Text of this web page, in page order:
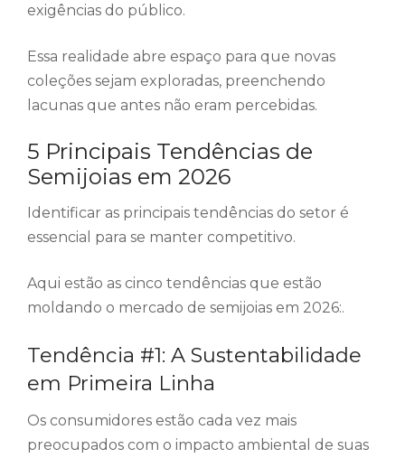
exigências do público.
Essa realidade abre espaço para que novas
coleções sejam exploradas, preenchendo
lacunas que antes não eram percebidas.
5 Principais Tendências de
Semijoias em 2026
Identificar as principais tendências do setor é
essencial para se manter competitivo.
Aqui estão as cinco tendências que estão
moldando o mercado de semijoias em 2026:.
Tendência #1: A Sustentabilidade
em Primeira Linha
Os consumidores estão cada vez mais
preocupados com o impacto ambiental de suas